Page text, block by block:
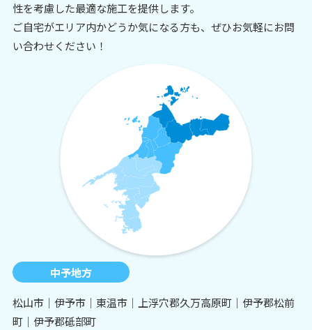
性を考慮した最適な施工を提供します。
ご自宅がエリア内かどうか気になる方も、ぜひお気軽にお問
い合わせください！
中予地方
松山市│伊予市│東温市│上浮穴郡久万高原町│伊予郡松前
町│伊予郡砥部町